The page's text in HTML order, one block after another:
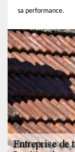
sa performance.